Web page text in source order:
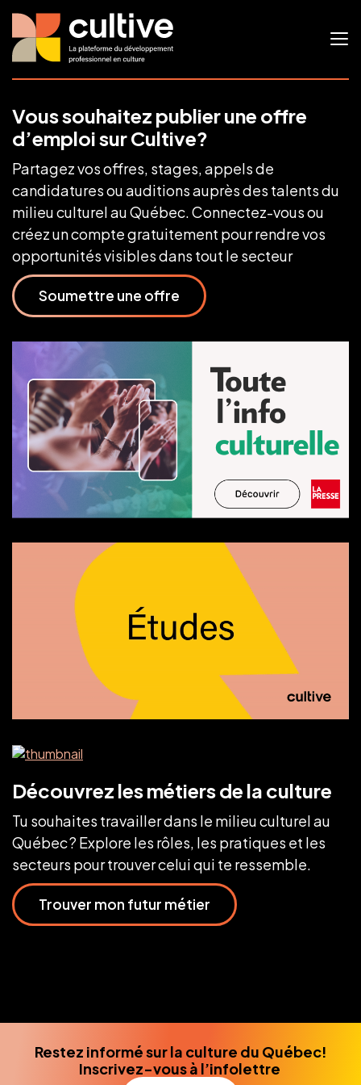
Vous souhaitez publier une offre
d’emploi sur Cultive?
Partagez vos offres, stages, appels de
candidatures ou auditions auprès des talents du
milieu culturel au Québec. Connectez-vous ou
créez un compte gratuitement pour rendre vos
opportunités visibles dans tout le secteur
Soumettre une offre
Découvrez les métiers de la culture
Tu souhaites travailler dans le milieu culturel au
Québec ? Explore les rôles, les pratiques et les
secteurs pour trouver celui qui te ressemble.
Trouver mon futur métier
Restez informé sur la culture du Québec!
Inscrivez-vous à l’infolettre